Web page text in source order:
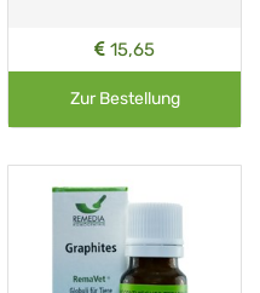
15,65
Zur Bestellung